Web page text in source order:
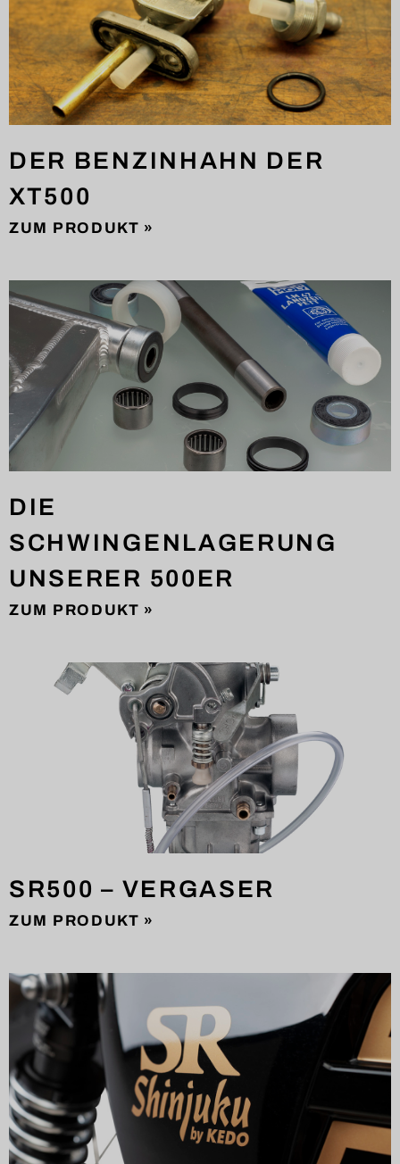
DER BENZINHAHN DER
XT500
ZUM PRODUKT »
DIE
SCHWINGENLAGERUNG
UNSERER 500ER
ZUM PRODUKT »
SR500 – VERGASER
ZUM PRODUKT »